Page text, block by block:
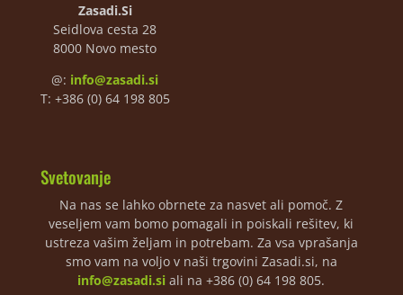
Zasadi.Si
Seidlova cesta 28
8000 Novo mesto
@: info@zasadi.si
T: +386 (0) 64 198 805
Svetovanje
Na nas se lahko obrnete za nasvet ali pomoč. Z
veseljem vam bomo pomagali in poiskali rešitev, ki
ustreza vašim željam in potrebam. Za vsa vprašanja
smo vam na voljo v naši trgovini Zasadi.si, na
info@zasadi.si ali na +386 (0) 64 198 805.